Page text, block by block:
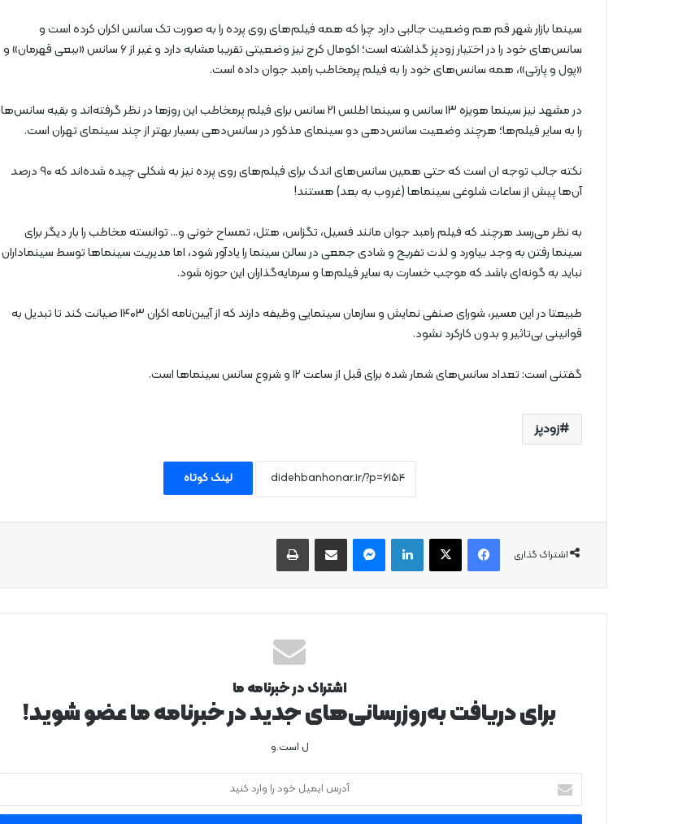
سینما بازار شهر قم هم وضعیت جالبی دارد چرا که همه فیلم‌های روی پرده را به صورت تک سانس اکران کرده است و
سانس‌های خود را در اختیار زودپز گذاشته است؛ اکومال کرج نیز وضعیتی تقریبا مشابه دارد و غیر از ۶ سانس «ببعی قهرمان» و
«پول و پارتی»، همه سانس‌های خود را به فیلم پرمخاطب رامبد جوان داده است.
در مشهد نیز سینما هویزه ۱۳ سانس و سینما اطلس ۲۱ سانس برای فیلم پرمخاطب این روزها در نظر گرفته‌اند و بقیه سانس‌ها
را به سایر فیلم‌ها؛ هرچند وضعیت سانس‌دهی دو سینمای مذکور در سانس‌دهی بسیار بهتر از چند سینمای تهران است.
نکته جالب توجه ان است که حتی همین سانس‌های اندک برای فیلم‌های روی پرده نیز به شکلی چیده شده‌اند که ۹۰ درصد
آن‌ها پیش از ساعات شلوغی سینماها (غروب به بعد) هستند!
به نظر می‌رسد هرچند که فیلم رامبد جوان مانند فسیل، تگزاس، هتل، تمساح خونی و… توانسته مخاطب را بار دیگر برای
سینما رفتن به وجد بیاورد و لذت تفریح و شادی جمعی در سالن سینما را یادآور شود، اما مدیریت سینماها توسط سینماداران
نباید به گونه‌ای باشد که موجب خسارت به سایر فیلم‌ها و سرمایه‌گذاران این حوزه شود.
طبیعتا در این مسیر، شورای صنفی نمایش و سازمان سینمایی وظیفه دارند که از آیین‌نامه اکران ۱۴۰۳ صیانت کند تا تبدیل به
قوانینی بی‌تاثیر و بدون کارکرد نشود.
گفتنی است: تعداد سانس‌های شمار شده برای قبل از ساعت ۱۲ و شروع سانس سینماها است.
زودپز
لینک کوتاه
اشتراک گذاری
فیس بوک X لینکدین پیام رسان از طریق ایمیل به اشتراک بگذارید چاپ
اشتراک در خبرنامه ما
برای دریافت به‌روزرسانی‌های جدید در خبرنامه ما عضو شوید!
ل است.و
آدرس
ایمیل
خود